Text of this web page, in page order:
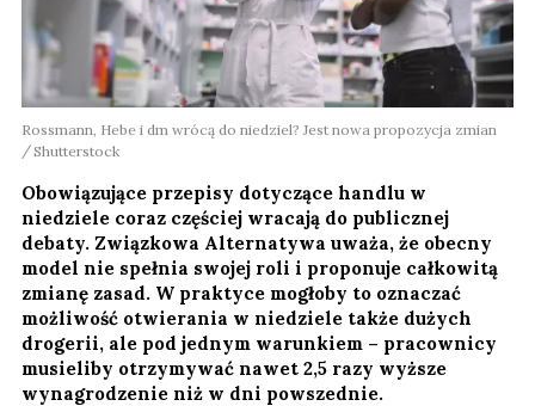
Rossmann, Hebe i dm wrócą do niedziel? Jest nowa propozycja zmian
Shutterstock
Obowiązujące przepisy dotyczące handlu w
niedziele coraz częściej wracają do publicznej
debaty. Związkowa Alternatywa uważa, że obecny
model nie spełnia swojej roli i proponuje całkowitą
zmianę zasad. W praktyce mogłoby to oznaczać
możliwość otwierania w niedziele także dużych
drogerii, ale pod jednym warunkiem – pracownicy
musieliby otrzymywać nawet 2,5 razy wyższe
wynagrodzenie niż w dni powszednie.